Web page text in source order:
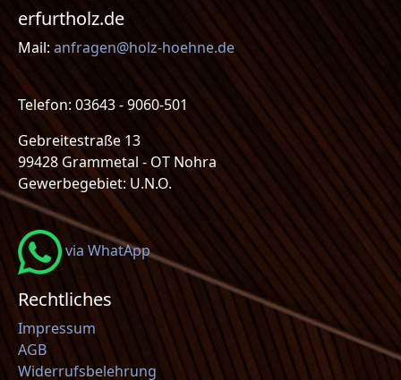
erfurtholz.de
Mail: anfragen@holz-hoehne.de
Telefon: 03643 - 9060-501
Gebreitestraße 13
99428 Grammetal - OT Nohra
Gewerbegebiet: U.N.O.
via WhatApp
Rechtliches
Impressum
AGB
Widerrufsbelehrung